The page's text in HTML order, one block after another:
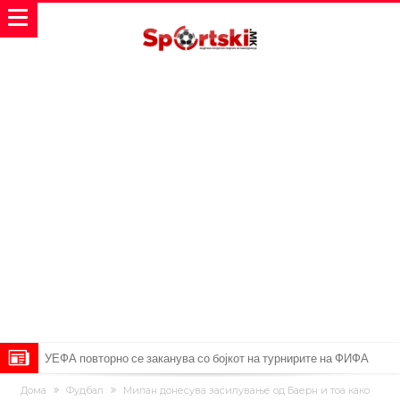
УЕФА повторно се заканува со бојкот на турнирите на ФИФА
поради Инфантино
Мурињо бесен поради одлуката на Реал: Протекоа детали од
Дома Фудбал
Милан донесува засилување од Баерн и тоа како